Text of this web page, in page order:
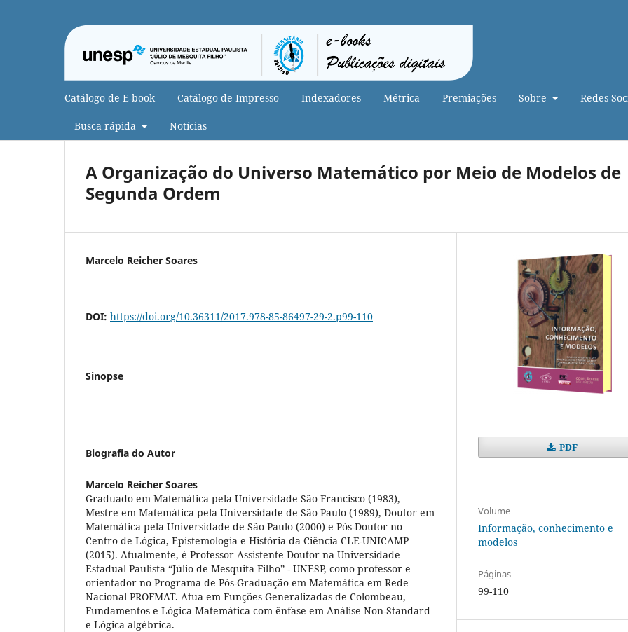
Catálogo de E-book Catálogo de Impresso Indexadores Métrica Premiações Sobre Redes
Busca rápida Notícias
A Organização do Universo Matemático por Meio de Modelos de
Segunda Ordem
Marcelo Reicher Soares
DOI: https://doi.org/10.36311/2017.978-85-86497-29-2.p99-110
Sinopse
Biografia do Autor
Marcelo Reicher Soares
Graduado em Matemática pela Universidade São Francisco (1983),
Mestre em Matemática pela Universidade de São Paulo (1989), Doutor em
Matemática pela Universidade de São Paulo (2000) e Pós-Doutor no
Centro de Lógica, Epistemologia e História da Ciência CLE-UNICAMP
(2015). Atualmente, é Professor Assistente Doutor na Universidade
Estadual Paulista “Júlio de Mesquita Filho” - UNESP, como professor e
orientador no Programa de Pós-Graduação em Matemática em Rede
Nacional PROFMAT. Atua em Funções Generalizadas de Colombeau,
Fundamentos e Lógica Matemática com ênfase em Análise Non-Standard
e Lógica algébrica.
PDF
Volume
Informação, conhecimento e
modelos
Páginas
99-110